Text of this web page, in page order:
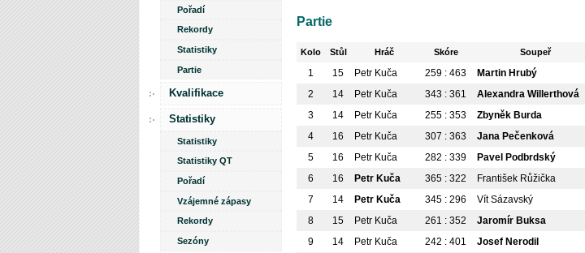
Pořadí
Rekordy
Statistiky
Partie
Kvalifikace
Statistiky
Statistiky
Statistiky QT
Pořadí
Vzájemné zápasy
Rekordy
Sezóny
Partie
Kolo Stůl Hráč Skóre Soupeř
1 15 Petr Kuča 259 : 463 Martin Hrubý
2
14 Petr Kuča 343 : 361 Alexandra Willerthová
3
14 Petr Kuča 255 : 353 Zbyněk Burda
4
16 Petr Kuča 307 : 363 Jana Pečenková
5
16 Petr Kuča 282 : 339 Pavel Podbrdský
6
16 Petr Kuča 365 : 322 František Růžička
7
14 Petr Kuča 345 : 296 Vít Sázavský
8
15 Petr Kuča 261 : 352 Jaromír Buksa
9
14 Petr Kuča 242 : 401 Josef Nerodil